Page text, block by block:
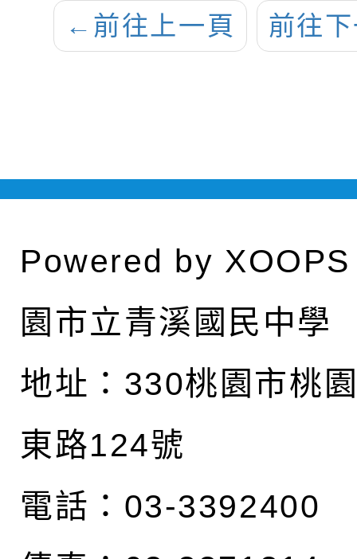
← 前往上一頁 前往
Powered by XOOPS
園市立青溪國民中學
地址： 330桃園市桃
東路124號
電話：03-3392400